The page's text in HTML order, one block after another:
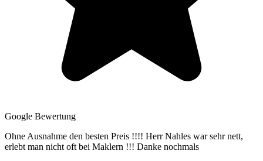
Google Bewertung
Ohne Ausnahme den besten Preis !!!! Herr Nahles war sehr nett,
erlebt man nicht oft bei Maklern !!! Danke nochmals